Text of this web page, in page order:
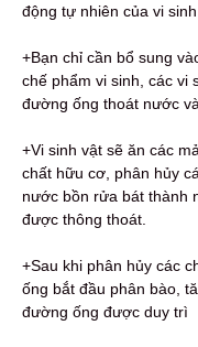
động tự nhiên của vi
+Bạn chỉ cần bổ sung
chế phẩm vi sinh, các vi
đường ống thoát nước
+Vi sinh vật sẽ ăn các
chất hữu cơ, phân hủy
nước bồn rửa bát thành
được thông thoát.
+Sau khi phân hủy các
ống bắt đầu phân bào,
đường ống được duy trì